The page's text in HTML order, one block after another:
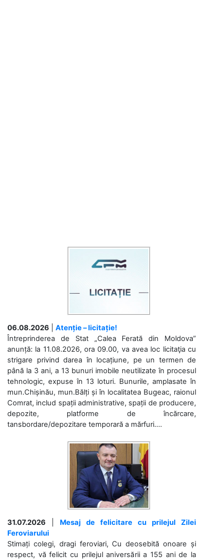
06.08.2026
Atenție – licitație!
Întreprinderea de Stat „Calea Ferată din Moldova”
anunță: la 11.08.2026, ora 09.00, va avea loc licitaţia cu
strigare privind darea în locațiune, pe un termen de
până la 3 ani, a 13 bunuri imobile neutilizate în procesul
tehnologic, expuse în 13 loturi. Bunurile, amplasate în
mun.Chișinău, mun.Bălți și în localitatea Bugeac, raionul
Comrat, includ spații administrative, spații de producere,
depozite, platforme de încărcare,
tansbordare/depozitare temporară a mărfuri....
31.07.2026
Mesaj de felicitare cu prilejul Zilei
Feroviarului
Stimați colegi, dragi feroviari, Cu deosebită onoare și
respect, vă felicit cu prilejul aniversării a 155 ani de la